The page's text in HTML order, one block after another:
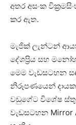
අතර අසංක
කර ඇත.
මැජික් ලැන්ටන්
දේශප්‍රිය සහ
මෙම වැඩසටහන
නිරූපණයෙන්
වඩුගේට විශේෂ
වැඩසටහන Mirror